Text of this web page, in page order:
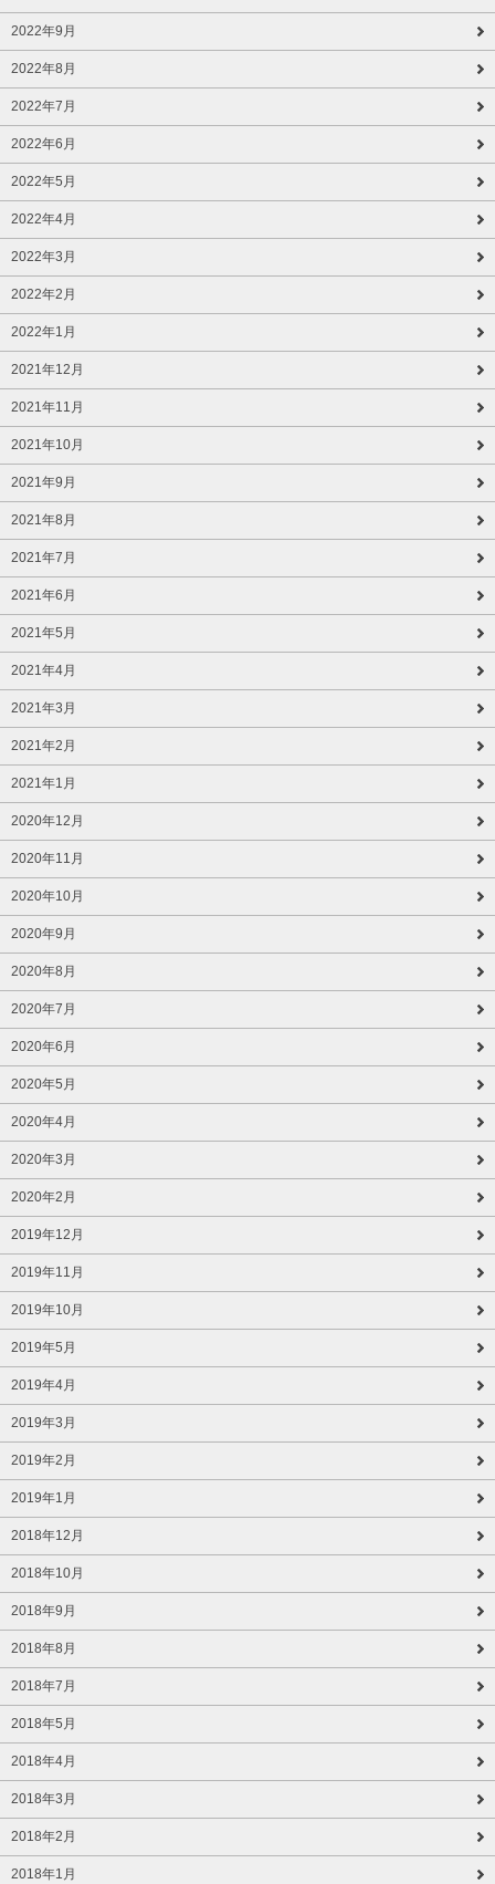
2022年9月
2022年8月
2022年7月
2022年6月
2022年5月
2022年4月
2022年3月
2022年2月
2022年1月
2021年12月
2021年11月
2021年10月
2021年9月
2021年8月
2021年7月
2021年6月
2021年5月
2021年4月
2021年3月
2021年2月
2021年1月
2020年12月
2020年11月
2020年10月
2020年9月
2020年8月
2020年7月
2020年6月
2020年5月
2020年4月
2020年3月
2020年2月
2019年12月
2019年11月
2019年10月
2019年5月
2019年4月
2019年3月
2019年2月
2019年1月
2018年12月
2018年10月
2018年9月
2018年8月
2018年7月
2018年5月
2018年4月
2018年3月
2018年2月
2018年1月